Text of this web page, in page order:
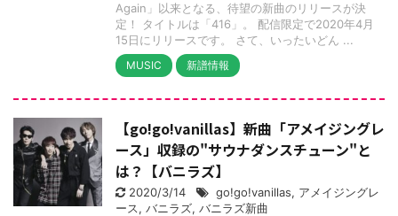
Again」以来となる、待望の新曲のリリースが決
定！ タイトルは「416」。 配信限定で2020年4月
15日にリリースです。 さて、いったいどん ...
MUSIC 新譜情報
【go!go!vanillas】新曲「アメイジングレ
ース」収録の"サウナダンスチューン"と
は？【バニラズ】
2020/3/14 go!go!vanillas, アメイジングレ
ース, バニラズ, バニラズ新曲